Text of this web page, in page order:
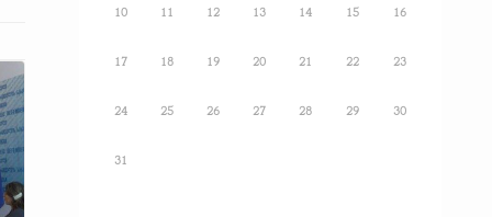
10 11 12 13 14 15 16
17 18 19 20 21 22 23
24 25 26 27 28 29 30
31